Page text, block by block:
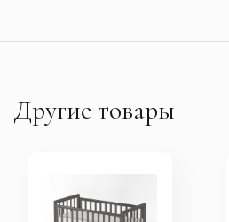
Другие товары